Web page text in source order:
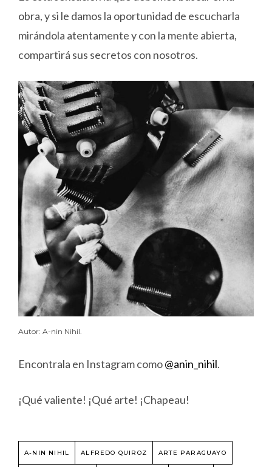
obra, y si le damos la oportunidad de escucharla
mirándola atentamente y con la mente abierta,
compartirá sus secretos con nosotros.
Autor: A-nin Nihil.
Encontrala en Instagram como@anin_nihil.
¡Qué valiente! ¡Qué arte! ¡Chapeau!
A-NIN NIHIL ALFREDO QUIROZ ARTE PARAGUAYO